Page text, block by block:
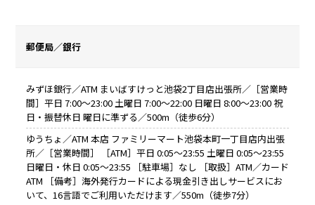
郵便局／銀行
みずほ銀行／ATM まいばすけっと池袋2丁目店出張所／［営業時
間］平日 7:00～23:00 土曜日 7:00～22:00 日曜日 8:00～23:00 祝
日・振替休日 曜日に準ずる／500m（徒歩6分）
ゆうちょ／ATM 本店 ファミリーマート池袋本町一丁目店内出張
所／［営業時間］ ［ATM］平日 0:05～23:55 土曜日 0:05～23:55
日曜日・休日 0:05～23:55 ［駐車場］なし ［取扱］ATM／カード
ATM ［備考］海外発行カードによる現金引き出しサービスにお
いて、16言語でご利用いただけます／550m（徒歩7分）